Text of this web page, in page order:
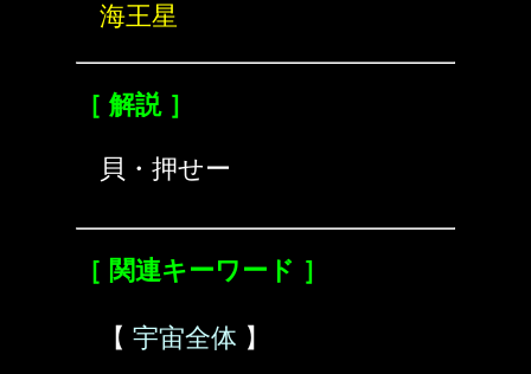
海王星
［ 解説 ］
貝・押せー
［ 関連キーワード ］
【 宇宙全体 】